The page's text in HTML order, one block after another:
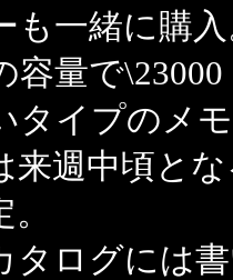
も一緒に購
容量で
タイプのメ
週中頃と
ログには